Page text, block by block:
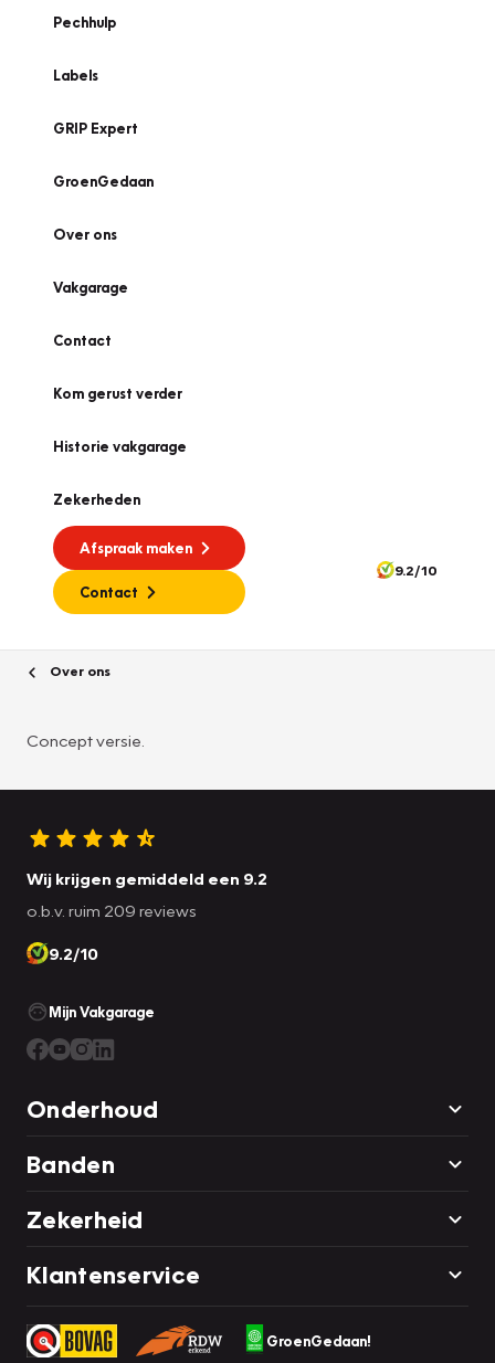
Pechhulp
Labels
GRIP Expert
GroenGedaan
Over ons
Vakgarage
Contact
Kom gerust verder
Historie vakgarage
Zekerheden
Afspraak maken
Contact
9.2/10
Over ons
Concept versie.
Wij krijgen gemiddeld een 9.2
o.b.v. ruim 209 reviews
9.2/10
Mijn Vakgarage
Onderhoud
Banden
Zekerheid
Klantenservice
GroenGedaan!